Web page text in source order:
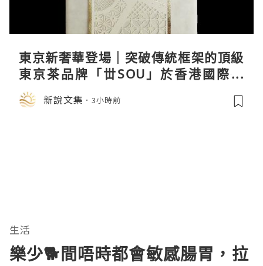
東京新奢華登場｜突破傳統框架的頂級
東京茶品牌「丗SOU」於香港國際茶
展首度亮相
新說文集 3小時前
生活
樂少🐕間唔時都會敏感腸胃，拉